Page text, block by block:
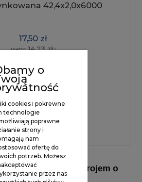
42,4x2,0x6000
17,50 zł
(netto:14,23 zł)
DO
cynku z przekrojem o
o
cookies i pokrewne
technologie
poprawne
strony i
nam
ofertę do
potrzeb. Możesz
przez nas